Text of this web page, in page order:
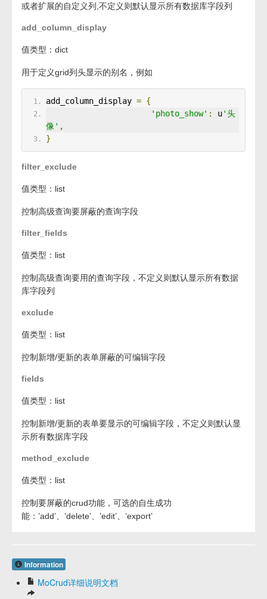
或者扩展的自定义列,不定义则默认显示所有数据库字段列
add_column_display
值类型：dict
用于定义grid列头显示的别名，例如
add_column_display = {
'photo_show' : u'头
像' ,
}
filter_exclude
值类型：list
控制高级查询要屏蔽的查询字段
filter_fields
值类型：list
控制高级查询要用的查询字段，不定义则默认显示所有数据
库字段列
exclude
值类型：list
控制新增/更新的表单屏蔽的可编辑字段
fields
值类型：list
控制新增/更新的表单要显示的可编辑字段，不定义则默认显
示所有数据库字段
method_exclude
值类型：list
控制要屏蔽的crud功能，可选的自生成功
能：’add’、’delete’、’edit’、’export’
Information
MoCrud详细说明文档